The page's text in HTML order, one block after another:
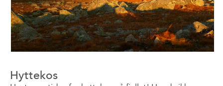
Hyttekos